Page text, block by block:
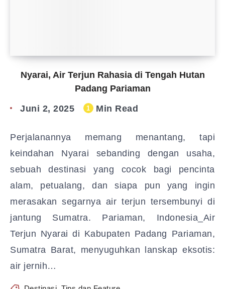
Nyarai, Air Terjun Rahasia di Tengah Hutan
Padang Pariaman
Juni 2, 2025 1 Min Read
Perjalanannya memang menantang, tapi
keindahan Nyarai sebanding dengan usaha,
sebuah destinasi yang cocok bagi pencinta
alam, petualang, dan siapa pun yang ingin
merasakan segarnya air terjun tersembunyi di
jantung Sumatra. Pariaman, Indonesia_Air
Terjun Nyarai di Kabupaten Padang Pariaman,
Sumatra Barat, menyuguhkan lanskap eksotis:
air jernih…